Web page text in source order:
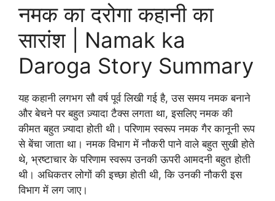
नमक का दरोगा कहानी का
सारांश | Namak ka
Daroga Story Summary
यह कहानी लगभग सौ वर्ष पूर्व लिखी गई है, उस समय नमक बनाने
और बेचने पर बहुत ज़्यादा टैक्स लगता था, इसलिए नमक की
कीमत बहुत ज़्यादा होती थी। परिणाम स्वरूप नमक गैर कानूनी रूप
से बेंचा जाता था। नमक विभाग में नौकरी पाने वाले बहुत सुखी होते
थे, भ्रष्टाचार के परिणाम स्वरूप उनकी ऊपरी आमदनी बहुत होती
थी। अधिकतर लोगों की इच्छा होती थी, कि उनकी नौकरी इस
विभाग में लग जाए।